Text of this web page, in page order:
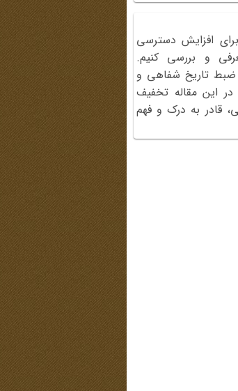
افزایش دسترسی
و بررسی کنیم.
ضبط تاریخ شفاهی و
این مقاله تخفیف
قادر به درک و فهم